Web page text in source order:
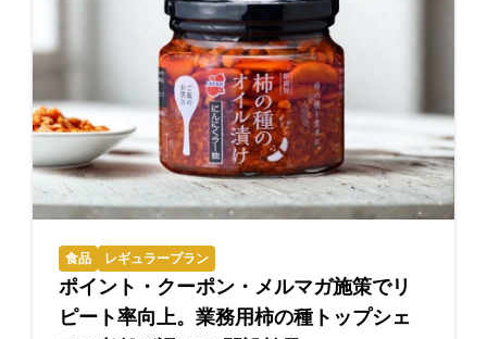
食品 レギュラープラン
ポイント・クーポン・メルマガ施策でリ
ピート率向上。業務用柿の種トップシェ